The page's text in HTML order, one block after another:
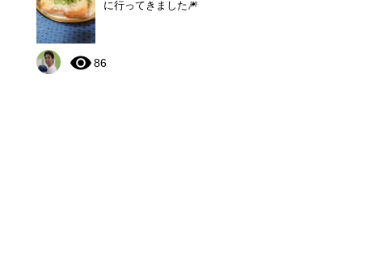
に行ってきました🎆
86